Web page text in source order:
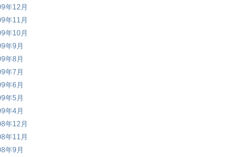
年12月
年11月
年10月
年9月
年8月
年7月
年6月
年5月
年4月
年12月
年11月
年9月